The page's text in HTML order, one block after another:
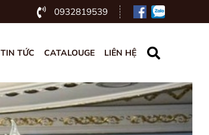
0932819539
TIN TỨC CATALOUGE LIÊN HỆ